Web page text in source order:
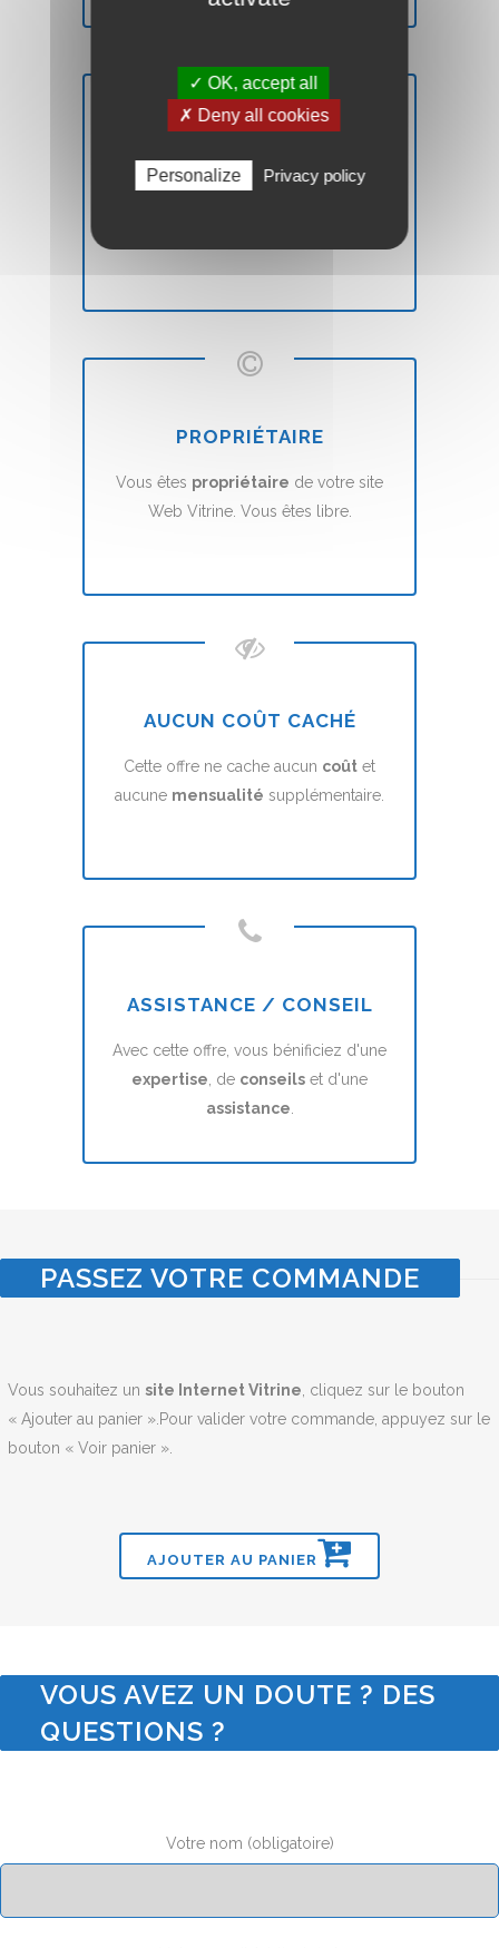
PROPRIÉTAIRE
Vous êtes propriétaire de votre site
Web Vitrine. Vous êtes libre.
AUCUN COÛT CACHÉ
Cette offre ne cache aucun coût et
aucune mensualité supplémentaire.
ASSISTANCE / CONSEIL
Avec cette offre, vous bénificiez d'une
expertise, de conseils et d'une
assistance.
PASSEZ VOTRE COMMANDE
Vous souhaitez un site Internet Vitrine, cliquez sur le bouton
« Ajouter au panier ».Pour valider votre commande, appuyez sur le
bouton « Voir panier ».
AJOUTER AU PANIER
VOUS AVEZ UN DOUTE ? DES
QUESTIONS ?
Votre nom (obligatoire)
✓ OK, accept all
✗ Deny all cookies
Personalize Privacy policy